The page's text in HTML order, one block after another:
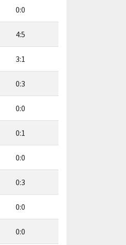
0:0
4:5
3:1
0:3
0:0
0:1
0:0
0:3
0:0
0:0